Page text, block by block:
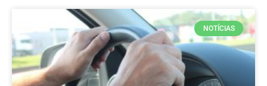
NOTÍCIAS